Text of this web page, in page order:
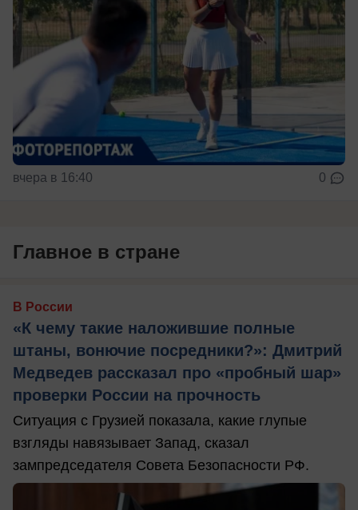
вчера в 16:40 0
Главное в стране
В России
«К чему такие наложившие полные
штаны, вонючие посредники?»: Дмитрий
Медведев рассказал про «пробный шар»
проверки России на прочность
Ситуация с Грузией показала, какие глупые
взгляды навязывает Запад, сказал
зампредседателя Совета Безопасности РФ.